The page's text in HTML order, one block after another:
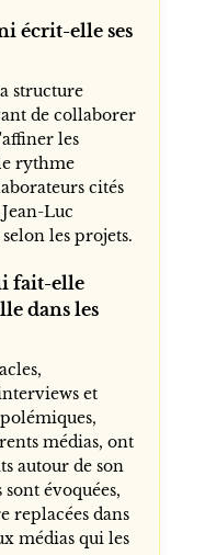
écrit-elle ses
structure
de collaborer
les
rythme
cités
Luc
les projets.
fait-elle
dans les
et
médias, ont
autour de son
évoquées,
replacées dans
médias qui les